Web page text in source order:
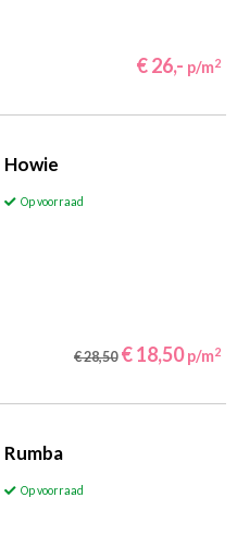
€ 26,- p/m2
Howie
Op voorraad
€ 28,50 € 18,50 p/m2
Rumba
Op voorraad